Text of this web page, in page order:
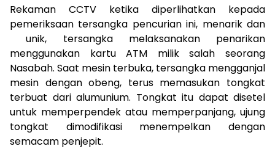
Rekaman CCTV ketika diperlihatkan kepada
pemeriksaan tersangka pencurian ini, menarik dan
unik, tersangka melaksanakan penarikan
menggunakan kartu ATM milik salah seorang
Nasabah. Saat mesin terbuka, tersangka mengganjal
mesin dengan obeng, terus memasukan tongkat
terbuat dari alumunium. Tongkat itu dapat disetel
untuk memperpendek atau memperpanjang, ujung
tongkat dimodifikasi menempelkan dengan
semacam penjepit.